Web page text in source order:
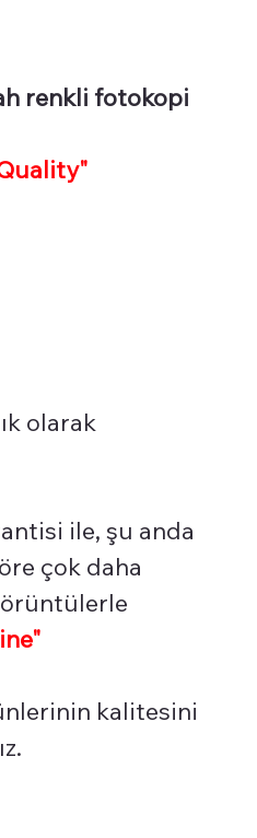
renkli fotokopi
olarak
ile, şu anda
çok daha
kalitesini